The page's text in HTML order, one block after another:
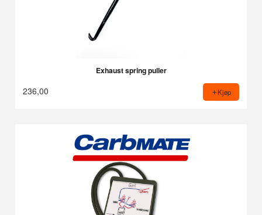
Exhaust spring puller
236,00 Kjøp